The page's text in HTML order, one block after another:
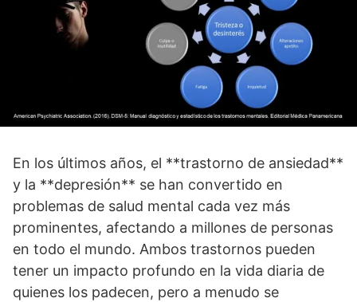
En los últimos años, el **trastorno de ansiedad**
y la **depresión** se han convertido en
problemas de salud mental cada vez más
prominentes, afectando a millones de personas
en todo el mundo. Ambos trastornos pueden
tener un impacto profundo en la vida diaria de
quienes los padecen, pero a menudo se